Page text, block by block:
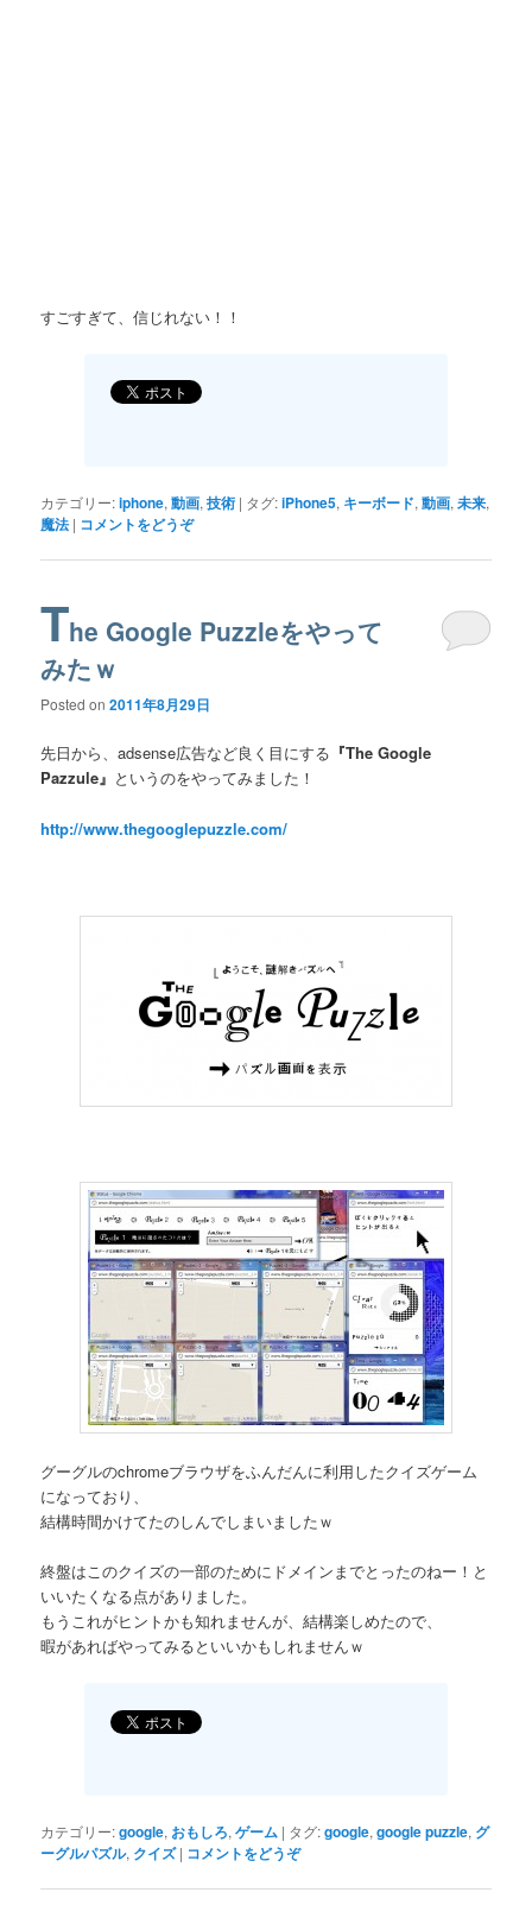
すごすぎて、信じれない！！
カテゴリー:iphone,動画,技術 | タグ:iPhone5, キーボード,動画,未来,
魔法 | コメントをどうぞ
The Google Puzzleをやって
みたｗ
Posted on2011年8月29日
先日から、adsense広告など良く目にする 『The Google
Pazzule』 というのをやってみました！
http://www.thegooglepuzzle.com/
グーグルのchromeブラウザをふんだんに利用したクイズゲーム
になっており、
結構時間かけてたのしんでしまいましたｗ
終盤はこのクイズの一部のためにドメインまでとったのねー！と
いいたくなる点がありました。
もうこれがヒントかも知れませんが、結構楽しめたので、
暇があればやってみるといいかもしれませんｗ
カテゴリー:google, おもしろ,ゲーム | タグ:google,google puzzle, グ
ーグルパズル, クイズ | コメントをどうぞ